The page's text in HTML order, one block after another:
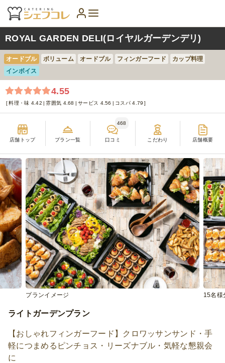
ROYAL GARDEN DELI(ロイヤルガーデンデリ)
オードブル ボリューム オードブル フィンガーフード
カップ料理
インボイス
4.55
料理・味 4.42 雰囲気 4.68 サービス 4.56 コスパ 4.79
店舗トップ プラン一覧 口コミ
468
こだわり 店舗概要
プランイメージ 15名様
ライトガーデンプラン
【おしゃれフィンガーフード】クロワッサンサンド・手
軽につまめるピンチョス・リーズナブル・気軽な懇親会
に